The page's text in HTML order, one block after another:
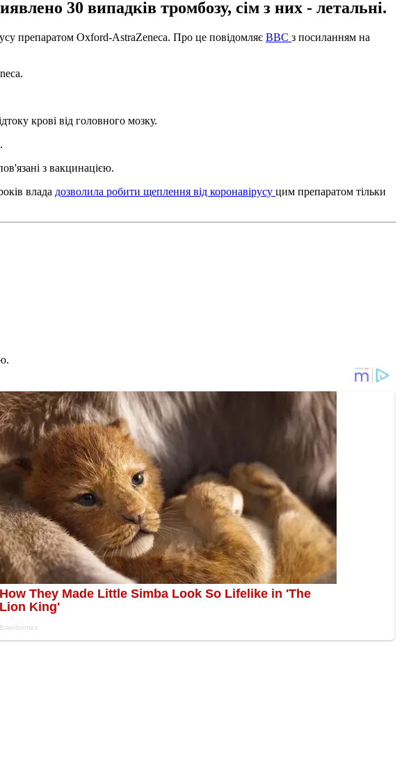
30 випадків тромбозу, сім з них - летальні.
препаратом Oxford-AstraZeneca. Про це повідомляє BBC з посиланням на
крові від головного мозку.
з вакцинацією.
влада дозволила робити щеплення від коронавірусу цим препаратом тільки